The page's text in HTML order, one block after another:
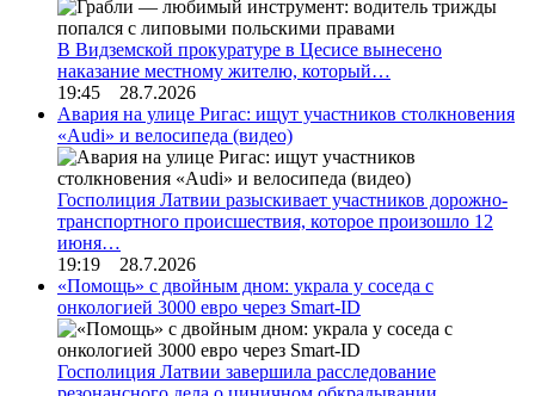
В Видземской прокуратуре в Цесисе вынесено
наказание местному жителю, который…
19:45 28.7.2026
Авария на улице Ригас: ищут участников столкновения
«Audi» и велосипеда (видео)
Госполиция Латвии разыскивает участников дорожно-
транспортного происшествия, которое произошло 12
июня…
19:19 28.7.2026
«Помощь» с двойным дном: украла у соседа с
онкологией 3000 евро через Smart-ID
Госполиция Латвии завершила расследование